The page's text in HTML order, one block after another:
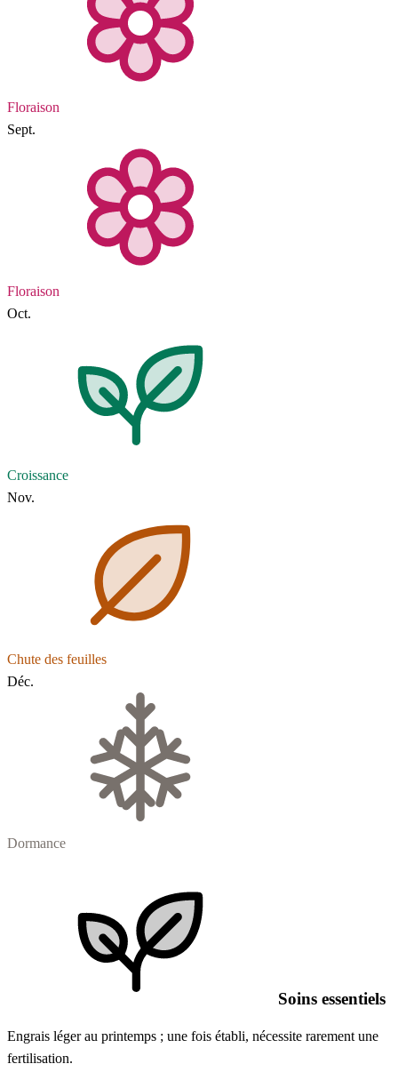
Floraison
Sept.
Floraison
Oct.
Croissance
Nov.
Chute des feuilles
Déc.
Dormance
Soins essentiels
Engrais léger au printemps ; une fois établi, nécessite rarement une
fertilisation.